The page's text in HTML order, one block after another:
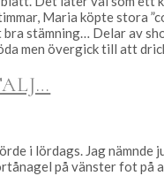
Maria köpte stora
stämning… Delar av
men övergick till att
i lördags. Jag
på vänster fot